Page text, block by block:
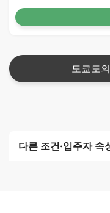
도쿄도
다른 조건·입주자 속